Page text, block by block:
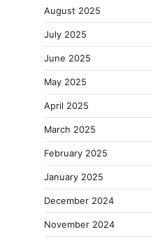
August 2025
July 2025
June 2025
May 2025
April 2025
March 2025
February 2025
January 2025
December 2024
November 2024